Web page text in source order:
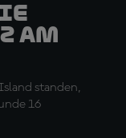
am
standen,
16